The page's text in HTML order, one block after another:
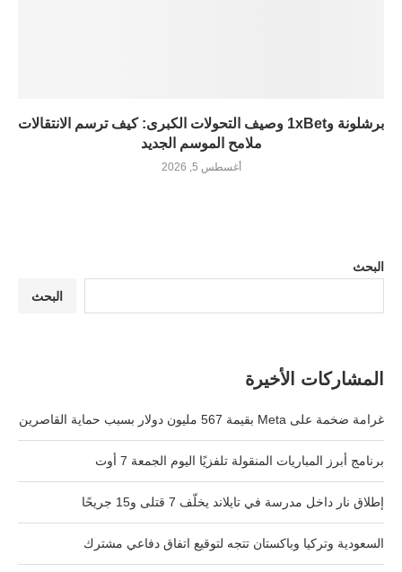
برشلونة و1xBet وصيف التحولات الكبرى: كيف ترسم الانتقالات
ملامح الموسم الجديد
أغسطس 5, 2026
البحث
البحث
المشاركات الأخيرة
غرامة ضخمة على Meta بقيمة 567 مليون دولار بسبب حماية القاصرين
برنامج أبرز المباريات المنقولة تلفزيًا اليوم الجمعة 7 أوت
إطلاق نار داخل مدرسة في تايلاند يخلّف 7 قتلى و15 جريحًا
السعودية وتركيا وباكستان تتجه لتوقيع اتفاق دفاعي مشترك